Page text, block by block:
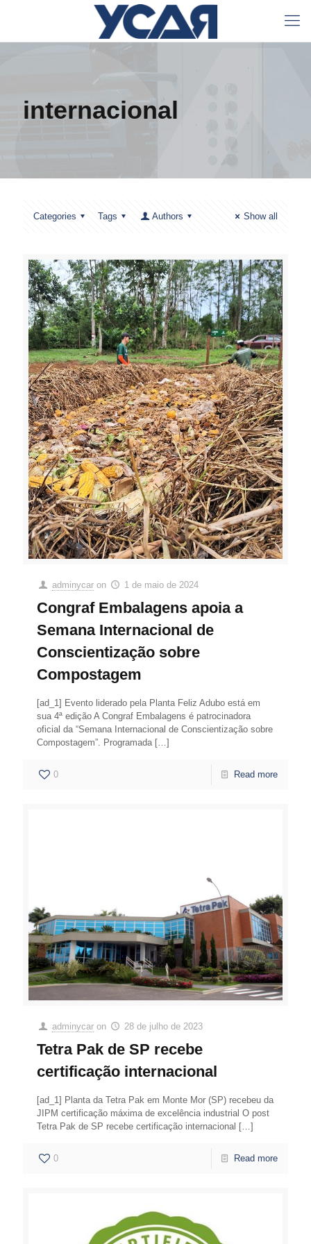
internacional
Categories Tags Authors Show all
adminycar on 1 de maio de 2024
Congraf Embalagens apoia a
Semana Internacional de
Conscientização sobre
Compostagem
[ad_1] Evento liderado pela Planta Feliz Adubo está em
sua 4ª edição A Congraf Embalagens é patrocinadora
oficial da “Semana Internacional de Conscientização sobre
Compostagem”. Programada[…]
0 Read more
adminycar on 28 de julho de 2023
Tetra Pak de SP recebe
certificação internacional
[ad_1] Planta da Tetra Pak em Monte Mor (SP) recebeu da
JIPM certificação máxima de excelência industrial O post
Tetra Pak de SP recebe certificação internacional […]
0 Read more